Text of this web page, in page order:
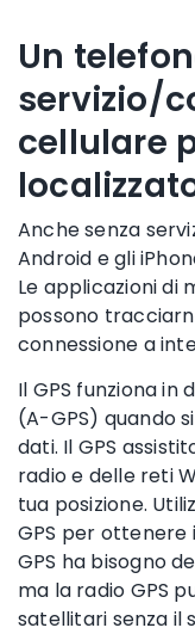
Un
servizio/
cellulare
Anche senza
Android e gli
Le applicazioni di
possono
connessione a
Il GPS funziona in
(A-GPS) quando
dati. Il GPS
radioe delle reti
tua posizione.
GPS per ottenere
GPS ha bisogno
ma la radio GPS
satellitari senza il